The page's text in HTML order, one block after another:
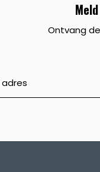
Ontvang